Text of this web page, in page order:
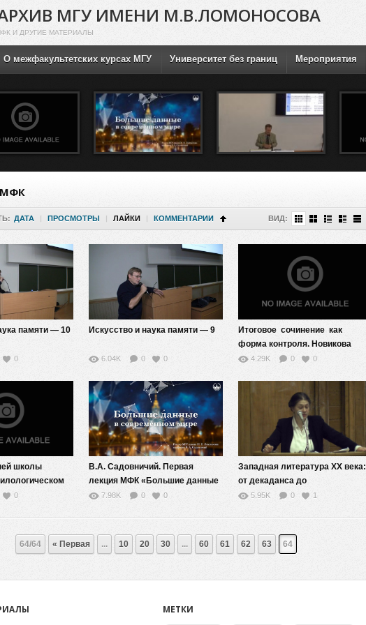
МГУ ИМЕНИ М.В.ЛОМОНОСОВА
И ДРУГИЕ МАТЕРИАЛЫ
О межфакультетских курсах МГУ Университет без границ Мероприятия
МФК
ДАТА | ПРОСМОТРЫ | ЛАЙКИ | КОММЕНТАРИИ ВИД:
памяти — 10
0
Искусство и наука памяти — 9
6.04K 0 0
Итоговое сочинение как
форма контроля. Новикова
Лариса Васильевна
4.29K 0 0
школы
0
В.А. Садовничий. Первая
лекция МФК «Большие данные
в современном мире»
7.98K 0 0
Западная литература ХХ века:
от декаданса до
постмодернизма — 10
5.95K 0 1
64/64 « Первая ... 10 20 30 ... 60 61 62 63 64
МЕТКИ